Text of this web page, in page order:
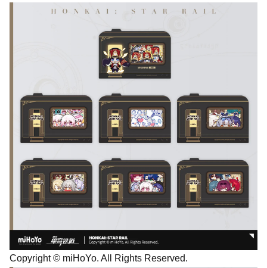
Copyright © miHoYo. All Rights Reserved.